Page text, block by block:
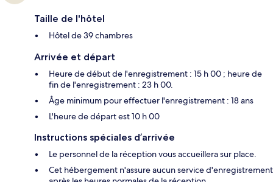
Taille de l'hôtel
Hôtel de 39 chambres
Arrivée et départ
Heure de début de l'enregistrement : 15 h 00 ; heure de
fin de l'enregistrement : 23 h 00.
Âge minimum pour effectuer l'enregistrement : 18 ans
L'heure de départ est 10 h 00
Instructions spéciales d’arrivée
Le personnel de la réception vous accueillera sur place.
Cet hébergement n'assure aucun service d'enregistrement